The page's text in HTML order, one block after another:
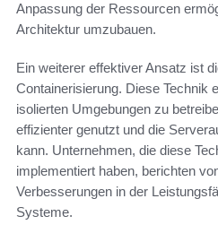
Anpassung der Ressourcen
Architektur umzubauen.
Ein weiterer effektiver Ansatz ist
Containerisierung. Diese Technik
isolierten Umgebungen zu
effizienter genutzt und die
kann. Unternehmen, die diese
implementiert haben, berichten
Verbesserungen in der
Systeme.